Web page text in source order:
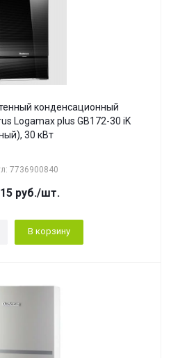
конденсационный
Logamax plus GB172-30 iK
30 кВт
7736900840
руб./шт.
В корзину